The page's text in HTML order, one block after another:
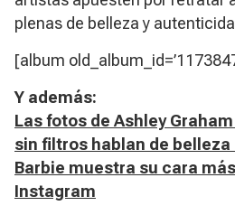
plenas de belleza y
[album
Y además:
Las fotos de Ashley
sin filtros hablan de belleza
Barbie muestra su cara
Instagram